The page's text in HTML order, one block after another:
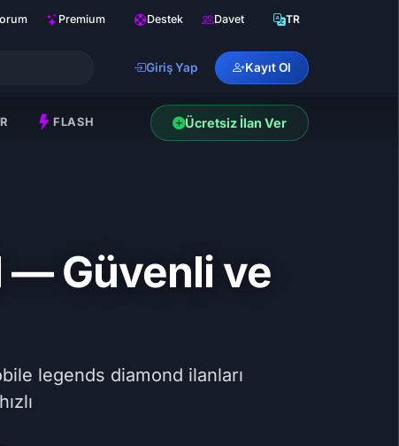
Premium Destek Davet TR
Giriş Yap Kayıt Ol
FLASH Ücretsiz İlan Ver
— Güvenli ve
legends diamond ilanları